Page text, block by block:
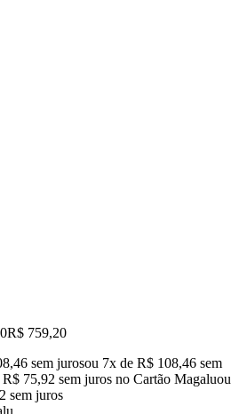
R$ 759,20
sem jurosou 7x de R$ 108,46 sem
75,92 sem juros no Cartão Magaluou
sem juros